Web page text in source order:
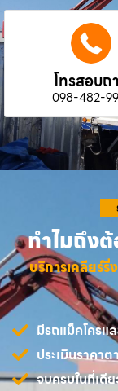
โทรสอบถ
098-482-
ทำไมถึงต้
บริการเคลียร์
มีรถแม็คโคร
ประเมินราคา
จบครบในที่เดี